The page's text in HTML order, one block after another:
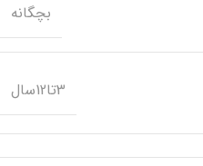
بچگانه
3تا12سال